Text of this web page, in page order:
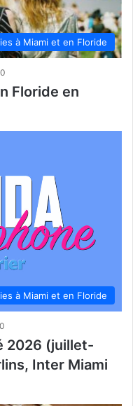
à Miami et en Floride
0
Floride en
à Miami et en Floride
0
2026 (juillet-
Inter Miami